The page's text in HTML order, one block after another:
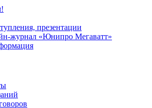
презентации
журнал «Юнипро Мегаватт»